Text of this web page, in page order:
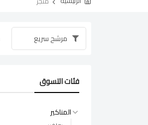
مرشح سريع
فئات التسوق
المناكير